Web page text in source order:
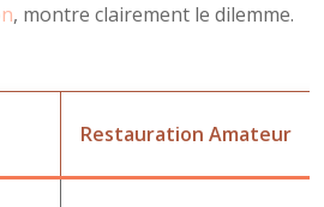
, montre clairement le dilemme.
Restauration Amateur